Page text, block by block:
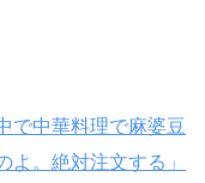
で中華料理で麻婆豆
よ。絶対注文する」